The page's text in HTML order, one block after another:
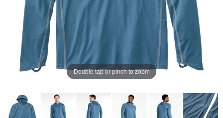
Double tap or pinch to zoom